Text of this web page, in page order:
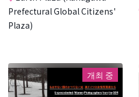
Prefectural Global Citizens'
Plaza)
개최 중